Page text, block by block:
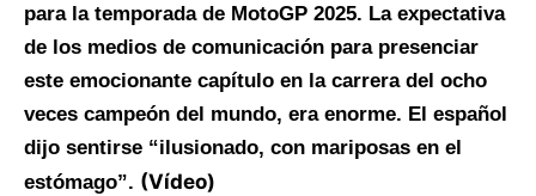
para la temporada de MotoGP 2025. La expectativa
de los medios de comunicación para presenciar
este emocionante capítulo en la carrera del ocho
veces campeón del mundo, era enorme. El español
dijo sentirse “ilusionado, con mariposas en el
estómago”. (Vídeo)